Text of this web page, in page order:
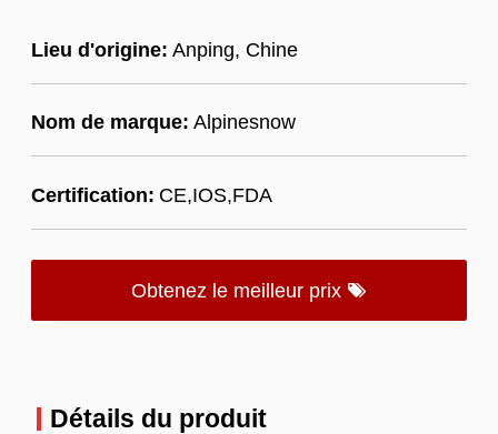
Lieu d'origine: Anping, Chine
Nom de marque: Alpinesnow
Certification: CE,IOS,FDA
Obtenez le meilleur prix
Détails du produit